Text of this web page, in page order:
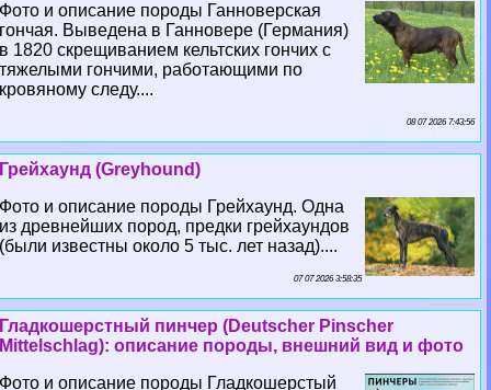
Фото и описание породы Ганноверская
гончая. Выведена в Ганновере (Германия)
в 1820 скрещиванием кельтских гончих с
тяжелыми гончими, работающими по
кровяному следу....
08 07 2026 7:43:56
Грейхаунд (Greyhound)
Фото и описание породы Грейхаунд. Одна
из древнейших пород, предки грейхаундов
(были известны около 5 тыс. лет назад)....
07 07 2026 3:58:35
Гладкошерстный пинчер (Deutscher Pinscher
Mittelschlag): описание породы, внешний вид и фото
Фото и описание породы Гладкошерстый